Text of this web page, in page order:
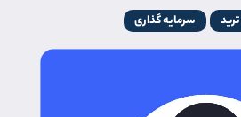
ترید سرمایه گذاری